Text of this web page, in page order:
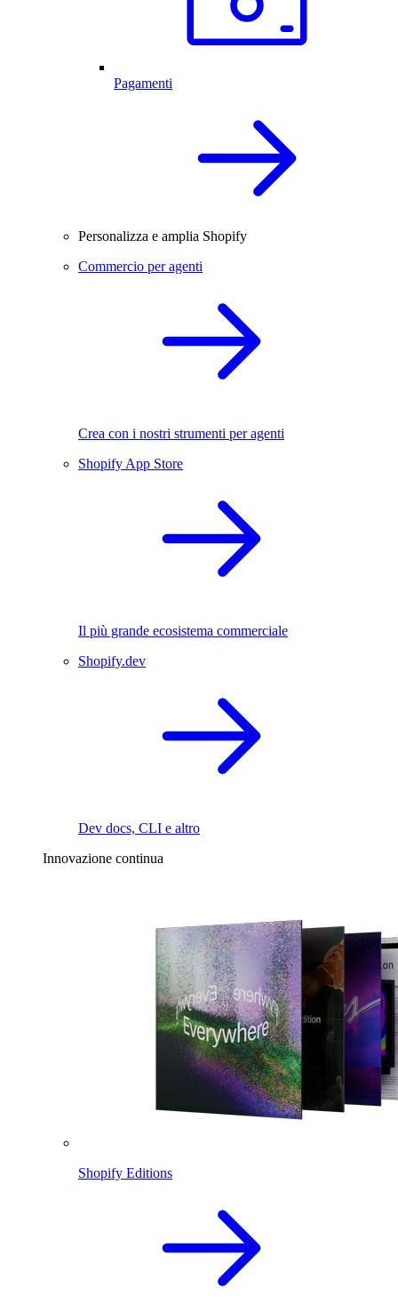
Pagamenti
Personalizza e amplia Shopify
Commercio per agenti
Crea con i nostri strumenti per agenti
Shopify App Store
Il più grande ecosistema commerciale
Shopify.dev
Dev docs, CLI e altro
Innovazione continua
Shopify Editions